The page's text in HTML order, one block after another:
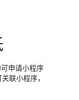
申请小程序
联小程序，